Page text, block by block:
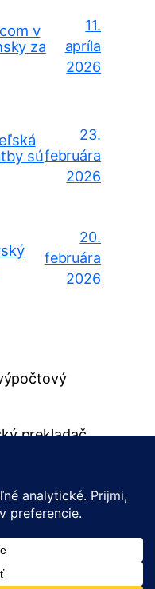
v
za
11.
apríla
2026
sú
23.
februára
2026
20.
februára
2026
prekladač
Instagram